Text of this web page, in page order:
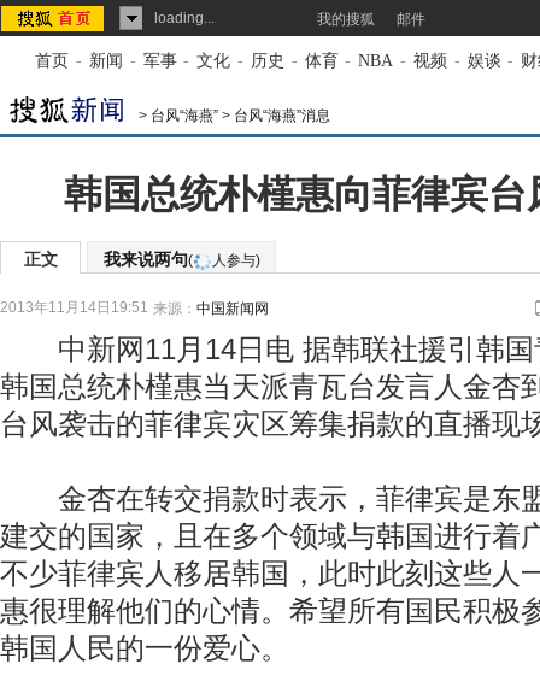
loading... 我的搜狐 邮件
首页 - 新闻 - 军事 - 文化 - 历史 - 体育 - NBA - 视频 - 娱谈 -
> 台风“海燕” > 台风“海燕”消息
韩国总统朴槿惠向菲律宾台
正文 我来说两句( 人参与)
2013年11月14日19:51 来源： 中国新闻网
中新网11月14日电 据韩联社援引韩国
韩国总统朴槿惠当天派青瓦台发言人金杏
台风袭击的菲律宾灾区筹集捐款的直播现
金杏在转交捐款时表示，菲律宾是东
建交的国家，且在多个领域与韩国进行着
不少菲律宾人移居韩国，此时此刻这些人
惠很理解他们的心情。希望所有国民积极
韩国人民的一份爱心。